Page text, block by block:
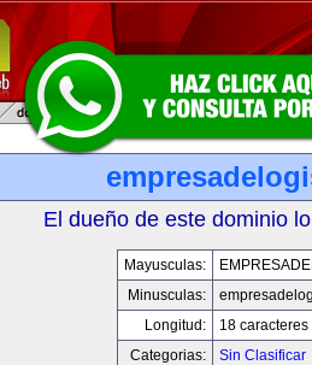
El dueño de este dominio
Mayusculas:
Minusculas:
Longitud:
18 caracteres
Categorias:
Sin Clasificar